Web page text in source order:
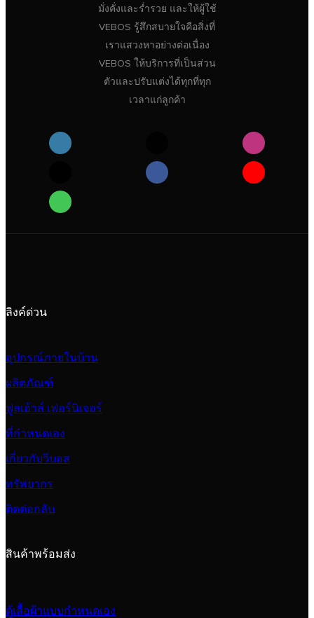
มั่งคั่งและร่ำรวย และให้ผู้ใช้
VEBOS รู้สึกสบายใจคือสิ่งที่
เราแสวงหาอย่างต่อเนื่อง
VEBOS ให้บริการที่เป็นส่วน
ตัวและปรับแต่งได้ทุกที่ทุก
เวลาแก่ลูกค้า
ลิงค์ด่วน
อุปกรณ์ภายในบ้าน
ผลิตภัณฑ์
ฟูลเฮ้าส์ เฟอร์นิเจอร์
ที่กำหนดเอง
เกี่ยวกับวีบอส
ทรัพยากร
ติดต่อกลับ
สินค้าพร้อมส่ง
ตู้เสื้อผ้าแบบกำหนดเอง